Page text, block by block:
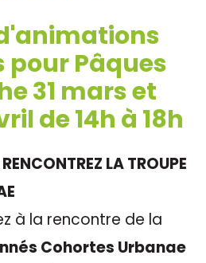
pour Pâques
31 mars et
de 14h à 18h
LA TROUPE
à la rencontre de la
Cohortes Urbanae